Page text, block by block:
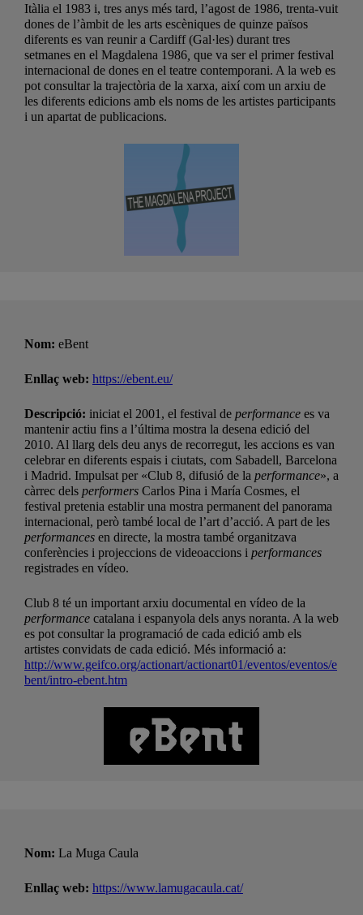
Itàlia el 1983 i, tres anys més tard, l’agost de 1986, trenta-vuit
dones de l’àmbit de les arts escèniques de quinze països
diferents es van reunir a Cardiff (Gal·les) durant tres
setmanes en el Magdalena 1986 que va ser el primer festival
internacional de dones en el teatre contemporani. A la web es
pot consultar la trajectòria de la xarxa, així com un arxiu de
les diferents edicions amb els noms de les artistes participants
i un apartat de publicacions.
Nom: eBent
Enllaç web: https://ebent.eu/
Descripció: iniciat el 2001, el festival de performance es va
mantenir actiu fins a l’última mostra la desena edició del
2010. Al llarg dels deu anys de recorregut, les accions es van
celebrar en diferents espais i ciutats, com Sabadell, Barcelona
i Madrid. Impulsat per «Club 8, difusió de la performance», a
càrrec dels performers Carlos Pina i María Cosmes, el
festival pretenia establir una mostra permanent del panorama
internacional, però també local de l’art d’acció. A part de les
performances en directe, la mostra també organitzava
conferències i projeccions de videoaccions i performances
registrades en vídeo.
Club 8 té un important arxiu documental en vídeo de la
performance catalana i espanyola dels anys noranta. A la web
es pot consultar la programació de cada edició amb els
artistes convidats de cada edició. Més informació a:
http://www.geifco.org/actionart/actionart01/eventos/eventos/e
bent/intro-ebent.htm
Nom: La Muga Caula
Enllaç web: https://www.lamugacaula.cat/